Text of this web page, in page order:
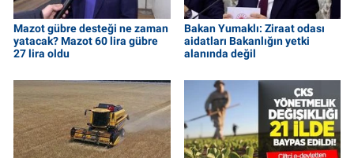
Mazot gübre desteği ne zaman
yatacak? Mazot 60 lira gübre
27 lira oldu
Bakan Yumaklı: Ziraat odası
aidatları Bakanlığın yetki
alanında değil